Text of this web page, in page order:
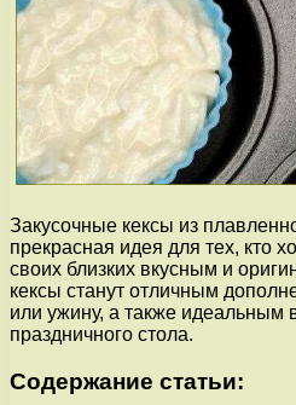
Закусочные кексы из
прекрасная идея для тех, кто
своих близких вкусным и
кексы станут отличным
или ужину, а также идеальным
праздничного стола.
Содержание статьи: